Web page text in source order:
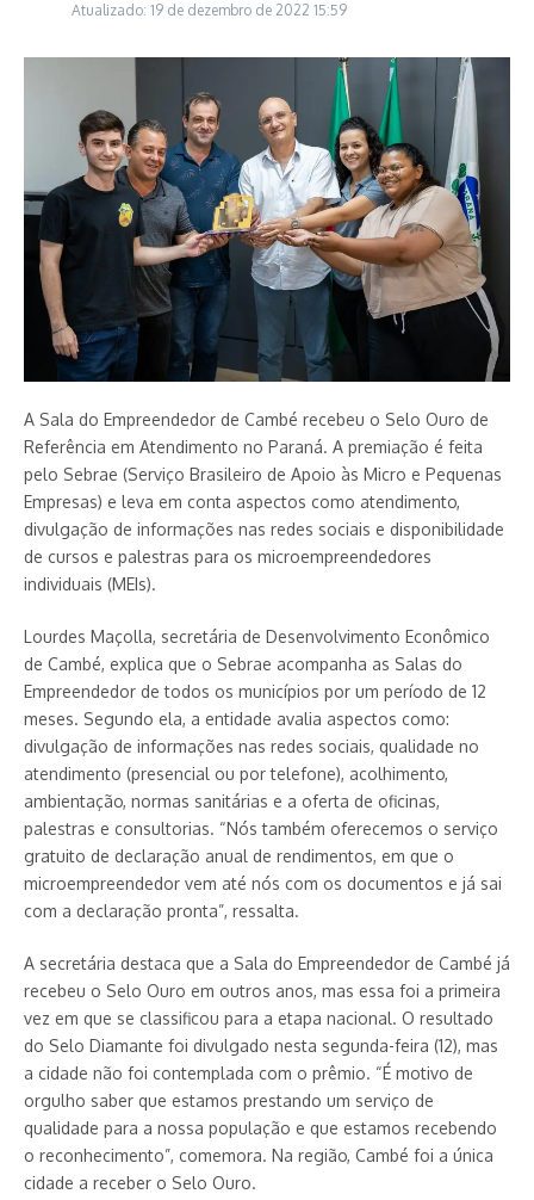
Atualizado: 19 de dezembro de 2022 15:59
A Sala do Empreendedor de Cambé recebeu o Selo Ouro de
Referência em Atendimento no Paraná. A premiação é feita
pelo Sebrae (Serviço Brasileiro de Apoio às Micro e Pequenas
Empresas) e leva em conta aspectos como atendimento,
divulgação de informações nas redes sociais e disponibilidade
de cursos e palestras para os microempreendedores
individuais (MEIs).
Lourdes Maçolla, secretária de Desenvolvimento Econômico
de Cambé, explica que o Sebrae acompanha as Salas do
Empreendedor de todos os municípios por um período de 12
meses. Segundo ela, a entidade avalia aspectos como:
divulgação de informações nas redes sociais, qualidade no
atendimento (presencial ou por telefone), acolhimento,
ambientação, normas sanitárias e a oferta de oficinas,
palestras e consultorias. “Nós também oferecemos o serviço
gratuito de declaração anual de rendimentos, em que o
microempreendedor vem até nós com os documentos e já sai
com a declaração pronta”, ressalta.
A secretária destaca que a Sala do Empreendedor de Cambé já
recebeu o Selo Ouro em outros anos, mas essa foi a primeira
vez em que se classificou para a etapa nacional. O resultado
do Selo Diamante foi divulgado nesta segunda-feira (12), mas
a cidade não foi contemplada com o prêmio. “É motivo de
orgulho saber que estamos prestando um serviço de
qualidade para a nossa população e que estamos recebendo
o reconhecimento”, comemora. Na região, Cambé foi a única
cidade a receber o Selo Ouro.